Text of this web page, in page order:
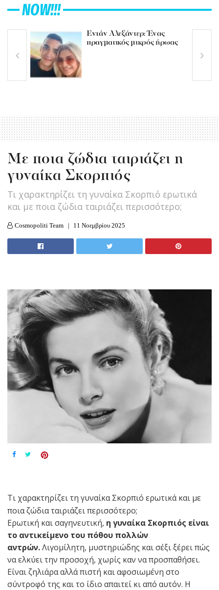
NOW!!!
Εντάν Αλεξάντερ: Ένας
πραγματικός μικρός ήρωας
Με ποια ζώδια ταιριάζει η
γυναίκα Σκορπιός
Τι χαρακτηρίζει τη γυναίκα Σκορπιό ερωτικά
και με ποια ζώδια ταιριάζει περισσότερο;
Cosmopoliti Team 11 Νοεμβρίου 2025
Τι χαρακτηρίζει τη γυναίκα Σκορπιό ερωτικά και με
ποια ζώδια ταιριάζει περισσότερο;
Ερωτική και σαγηνευτική, η γυναίκα Σκορπιός είναι
το αντικείμενο του πόθου πολλών
αντρών.Λιγομίλητη, μυστηριώδης και σέξι ξέρει πώς
να ελκύει την προσοχή, χωρίς καν να προσπαθήσει.
Είναι ζηλιάρα αλλά πιστή και αφοσιωμένη στο
σύντροφό της και το ίδιο απαιτεί κι από αυτόν. Η